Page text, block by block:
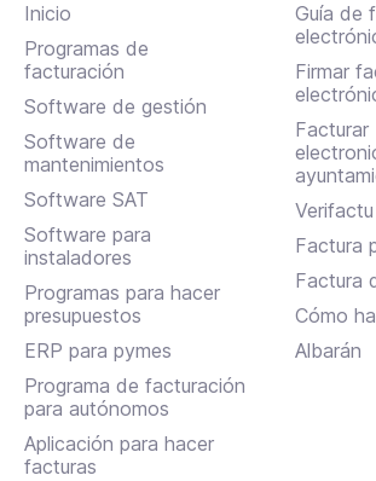
Inicio
Programas de
facturación
Software de gestión
Software de
mantenimientos
Software SAT
Software para
instaladores
Programas para hacer
presupuestos
ERP para pymes
Programa de facturación
para autónomos
Aplicación para hacer
facturas
Guía de
Firmar
Facturar
Verifactu
Factura
Factura
Cómo
Albarán